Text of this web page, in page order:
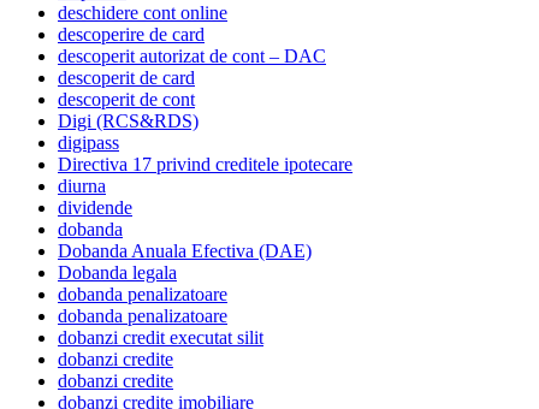
deschidere cont online
descoperire de card
descoperit autorizat de cont – DAC
descoperit de card
descoperit de cont
Digi (RCS&RDS)
digipass
Directiva 17 privind creditele ipotecare
diurna
dividende
dobanda
Dobanda Anuala Efectiva (DAE)
Dobanda legala
dobanda penalizatoare
dobanda penalizatoare
dobanzi credit executat silit
dobanzi credite
dobanzi credite
dobanzi credite imobiliare